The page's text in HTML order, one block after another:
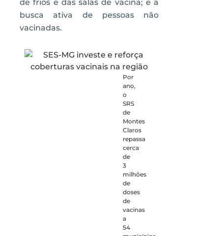
de frios e das salas de vacina; e a
busca ativa de pessoas não
vacinadas.
Por
ano,
o
SRS
de
Montes
Claros
repassa
cerca
de
3
milhões
de
doses
de
vacinas
a
54